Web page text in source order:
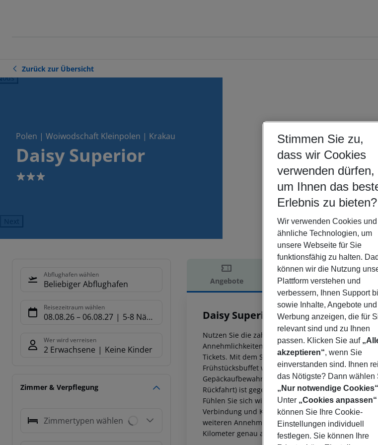
Zurück zur Übersicht
Polen | Woiwodschaft Kleinpolen | Krakau
Daisy Superior
3
Next
Abflughafen wählen
Beliebiger Abflughafen
Reisezeitraum wählen
08.08.26– 06.08.27 5-8 Nächte
Wer wird verreisen
2 Erwachsene Keine Kinder
Zimmer & Verpflegung
Zimmertypen wählen
Angebote Hotelbeschreibung
Hotelbeschreibung
Daisy Superior
3
Nutzen Sie die zahlreichen Freizeitmöglichkeiten,
Annehmlichkeiten dieses Hotels gehören
Tickets. Mit dem Shuttle in die Umgebung (gegen
Frühstücksbuffet wird täglich von 7:30 Uhr bis 10
Gepäckaufbewahrung und ein Safe an der
Rückfahrt) ist gegen Gebühr verfügbar (rund um
Fühlen Sie sich wie zu Hause in einem der 16
Verbindung und Kabelprogramme sorgen für
weiteren Annehmlichkeiten gehören Telefone
Kilometer genau angezeigt.
Stimmen Sie zu,
dass wir Cookies
verwenden dürfen,
um Ihnen das
Erlebnis zu bieten?
Wir verwenden Cookies und
ähnliche Technologien, um
unsere Webseite für Sie
funktionsfähig zu halten.
können wir die Nutzung
Plattform verstehen und
verbessern, Ihnen Support
sowie Inhalte, Angebote und
Werbung anzeigen, die für
relevant sind und zu Ihnen
passen. Klicken Sie auf
akzeptieren“, wenn Sie
einverstanden sind. Ihnen
das Nötigste? Dann wählen
„Nur notwendige Cookies“
Unter „Cookies anpassen“
können Sie Ihre Cookie-
Einstellungen individuell
festlegen. Sie können Ihre